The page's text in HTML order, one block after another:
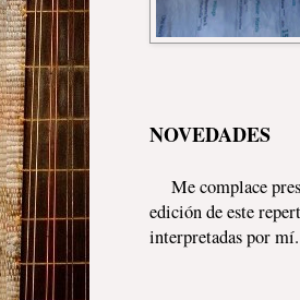
NOVEDADES
Me complace
edición de este
interpretadas por mí.